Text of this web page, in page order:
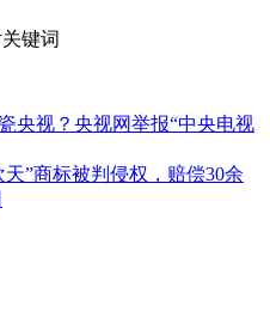
央视？央视网举报“中央电视
”商标被判侵权，赔偿30余